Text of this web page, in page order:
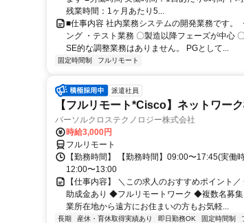
残業時間：1ヶ月あたり5...
■仕事内容 社内業務システムの開発業務です。
ング ・テスト業務 〇製造以降フェーズが中心
SE的な調整業務はありません。 PGとして...
固定時間制 フルリモート
派遣社員
【フルリモート*Cisco】ネットワー
パーソルクロステクノロジー株式会社
時給3,000円
フルリモート
【勤務時間】 【勤務時間】09:00〜17:45(実働
12:00〜13:00
【仕事内容】 ＼この求人のおすすめポイント
助成金あり ◆フルリモートワーク ◆複数名募
業所在地から遠方にお住まいの方もお気軽...
長期 産休・育休取得実績あり 即日勤務OK 固定時間制